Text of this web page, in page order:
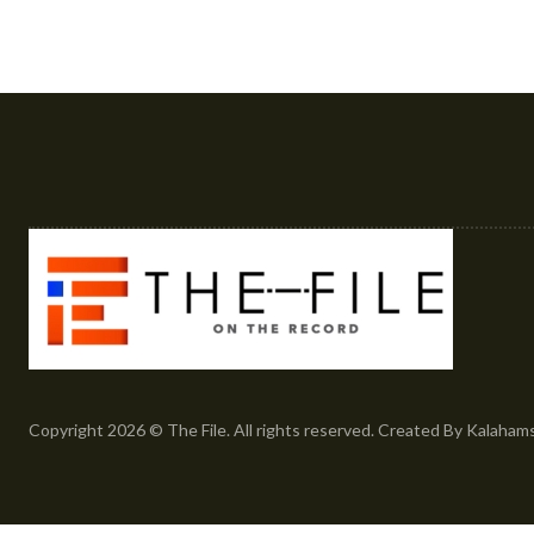
Copyright 2026 © The File. All rights reserved. Created By